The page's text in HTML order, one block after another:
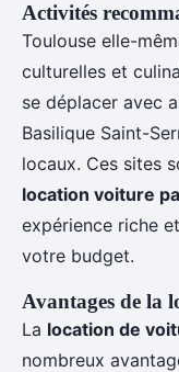
Activités
Toulouse elle-
culturelles et
se déplacer avec
Basilique Saint-
locaux. Ces sites
location voiture
expérience riche
votre budget.
Avantages de la
La location de
nombreux